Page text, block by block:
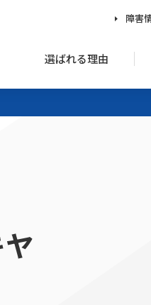
障害
選ばれる理由